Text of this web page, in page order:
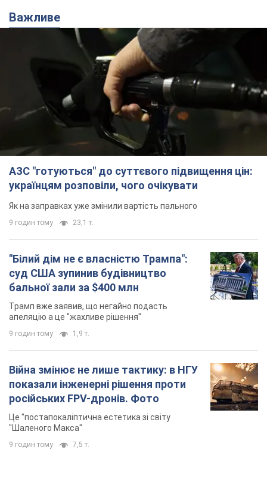
Важливе
АЗС "готуються" до суттєвого підвищення цін:
українцям розповіли, чого очікувати
Як на заправках уже змінили вартість пального
9 годин тому 23,1 т.
"Білий дім не є власністю Трампа":
суд США зупинив будівництво
бальної зали за $400 млн
Трамп вже заявив, що негайно подасть
апеляцію а це "жахливе рішення"
9 годин тому 1,9 т.
Війна змінює не лише тактику: в НГУ
показали інженерні рішення проти
російських FPV-дронів. Фото
Це "постапокаліптична естетика зі світу
"Шаленого Макса"
9 годин тому 7,5 т.